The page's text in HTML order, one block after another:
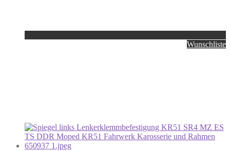
Wunschliste